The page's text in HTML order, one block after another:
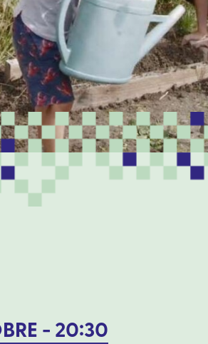
- 20:30